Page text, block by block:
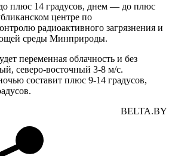
плюс 14 градусов, днем — до плюс
центре по
радиоактивного загрязнения и
среды Минприроды.
переменная облачность и без
северо-восточный 3-8 м/с.
составит плюс 9-14 градусов,
BELTA.BY